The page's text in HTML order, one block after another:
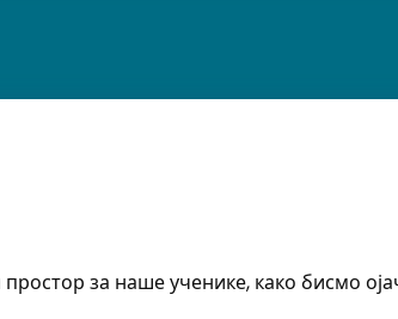
за наше ученике, како бисмо